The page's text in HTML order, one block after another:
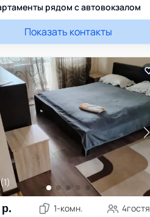
рядом с автовокзалом
+375333058885
Показать контакты
(1)
р. 1-комн. 4гостя